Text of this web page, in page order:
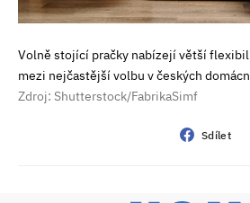
Volně stojící pračky nabízejí větší
mezi nejčastější volbu v českých
Zdroj: Shutterstock/FabrikaSimf
Sdílet